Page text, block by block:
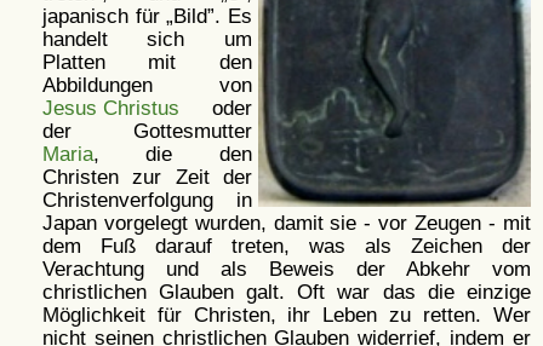
japanisch für Bild . Es
handelt sich um
Platten mit den
Abbildungen von
Jesus Christus oder
der Gottesmutter
Maria, die den
Christen zur Zeit der
Christenverfolgung in
Japan vorgelegt wurden, damit sie - vor Zeugen - mit
dem Fuß darauf treten, was als Zeichen der
Verachtung und als Beweis der Abkehr vom
christlichen Glauben galt. Oft war das die einzige
Möglichkeit für Christen, ihr Leben zu retten. Wer
nicht seinen christlichen Glauben widerrief, indem er